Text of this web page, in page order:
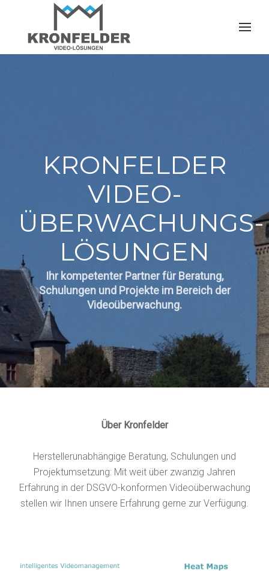
KRONFELDER
VIDEO­
ÜBERWACHUNGS­
LÖSUNGEN
Ihr kompetenter Partner für Beratung,
Schulungen und Projekte im Bereich der
Videoüberwachung.
Über Kronfelder
Herstellerunabhängige Beratung, Schulungen und
Projektumsetzung: Mit weit über zwanzig Jahren
Erfahrung in der DSGVO-konformen Videoüberwachung
stellen wir Ihnen unsere Erfahrung gerne zur Verfügung.